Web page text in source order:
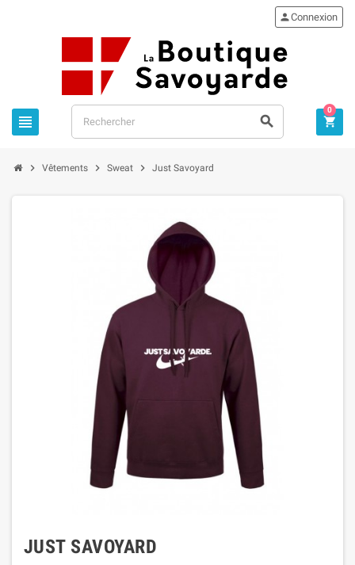
 
Connexion

0
 Vêtements  Sweat  Just Savoyard
JUST SAVOYARD